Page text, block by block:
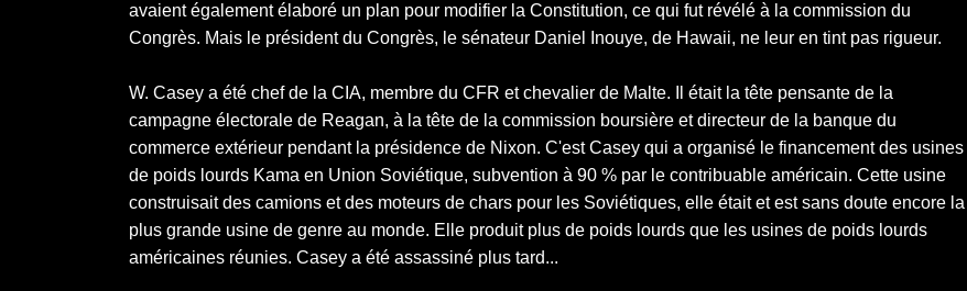
avaient également élaboré un plan pour modifier la Constitution, ce qui fut révélé à la commission du
Congrès. Mais le président du Congrès, le sénateur Daniel Inouye, de Hawaii, ne leur en tint pas rigueur.
W. Casey a été chef de la CIA, membre du CFR et chevalier de Malte. Il était la tête pensante de la
campagne électorale de Reagan, à la tête de la commission boursière et directeur de la banque du
commerce extérieur pendant la présidence de Nixon. C'est Casey qui a organisé le financement des usines
de poids lourds Kama en Union Soviétique, subvention à 90 % par le contribuable américain. Cette usine
construisait des camions et des moteurs de chars pour les Soviétiques, elle était et est sans doute encore la
plus grande usine de genre au monde. Elle produit plus de poids lourds que les usines de poids lourds
américaines réunies. Casey a été assassiné plus tard...